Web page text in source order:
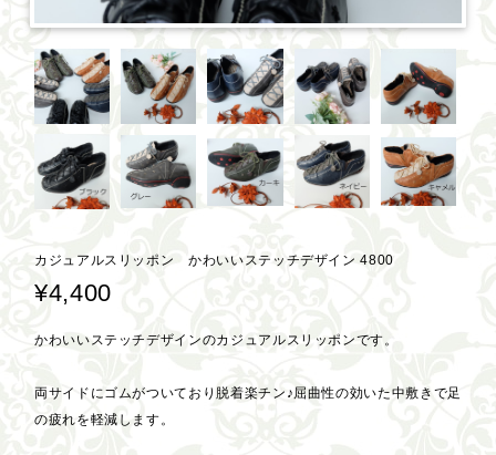
カジュアルスリッポン かわいいステッチデザイン 4800
¥4,400
かわいいステッチデザインのカジュアルスリッポンです。
両サイドにゴムがついており脱着楽チン♪屈曲性の効いた中敷きで足
の疲れを軽減します。